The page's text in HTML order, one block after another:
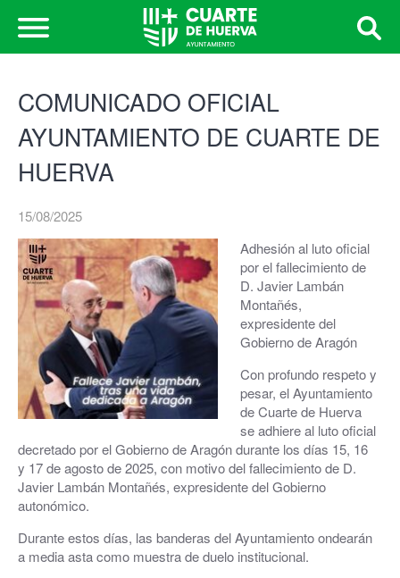
COMUNICADO OFICIAL
AYUNTAMIENTO DE CUARTE DE
HUERVA
15/08/2025
Adhesión al luto oficial
por el fallecimiento de
D. Javier Lambán
Montañés,
expresidente del
Gobierno de Aragón
Con profundo respeto y
pesar, el Ayuntamiento
de Cuarte de Huerva
se adhiere al luto oficial
decretado por el Gobierno de Aragón durante los días 15, 16
y 17 de agosto de 2025, con motivo del fallecimiento de D.
Javier Lambán Montañés, expresidente del Gobierno
autonómico.
Durante estos días, las banderas del Ayuntamiento ondearán
a media asta como muestra de duelo institucional.